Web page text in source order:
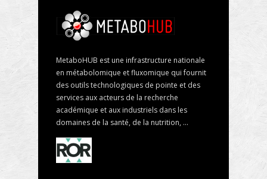
MetaboHUB est une infrastructure nationale
en métabolomique et fluxomique qui fournit
des outils technologiques de pointe et des
services aux acteurs de la recherche
académique et aux industriels dans les
domaines de la santé, de la nutrition, ...